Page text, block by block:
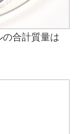
合計質量は